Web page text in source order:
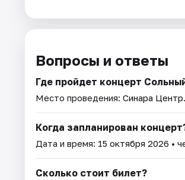
Вопросы и ответы
Где пройдет концерт
Место проведения: Синара Центр
Когда запланирован
Дата и время: 15 октября 2026 •
Сколько стоит билет?